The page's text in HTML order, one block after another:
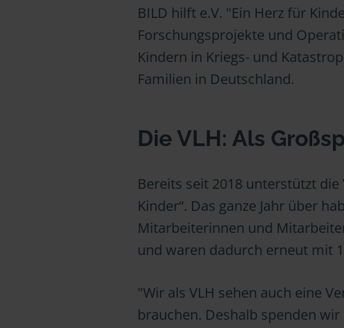
BILD hilft e.V. "Ein Herz für
Forschungsprojekte und
Kindern in Kriegs- und
Familien in Deutschland.
Die VLH: Als
Bereits seit 2018 unterstützt die
Kinder“. Das ganze Jahr über
Mitarbeiterinnen und
und waren dadurch erneut mit
"Wir als VLH sehen auch eine
brauchen. Deshalb spenden